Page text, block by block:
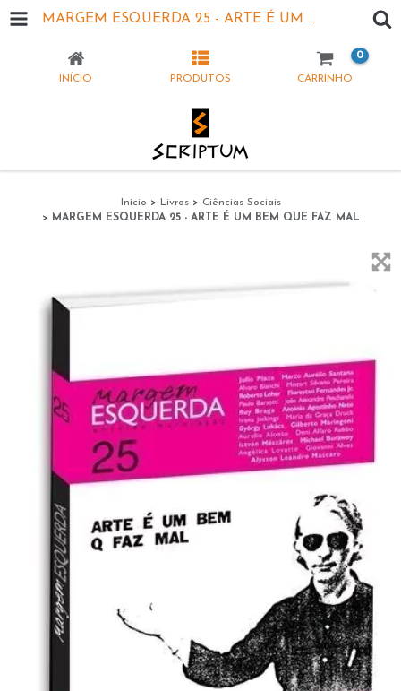
MARGEM ESQUERDA 25 - ARTE É UM BEM QUE FAZ MAL
INÍCIO PRODUTOS CARRINHO
0
Início > Livros > Ciências Sociais
> MARGEM ESQUERDA 25 - ARTE É UM BEM QUE FAZ MAL